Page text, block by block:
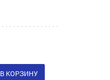
В КОРЗИНУ